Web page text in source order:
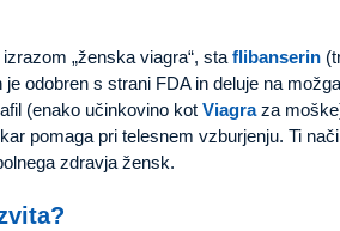
„ženska viagra“, sta flibanserin
je odobren s strani FDA in deluje na
(enako učinkovino kot Viagraza
pomaga pri telesnem vzburjenju. Ti
zdravja žensk.